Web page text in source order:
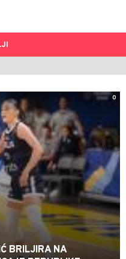
0
BRILJIRA NA